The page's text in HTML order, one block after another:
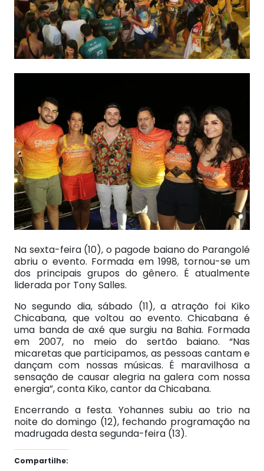
Na sexta-feira (10), o pagode baiano do Parangolé
abriu o evento. Formada em 1998, tornou-se um
dos principais grupos do gênero. É atualmente
liderada por Tony Salles.
No segundo dia, sábado (11), a atração foi Kiko
Chicabana, que voltou ao evento. Chicabana é
uma banda de axé que surgiu na Bahia. Formada
em 2007, no meio do sertão baiano. “Nas
micaretas que participamos, as pessoas cantam e
dançam com nossas músicas. É maravilhosa a
sensação de causar alegria na galera com nossa
energia”, conta Kiko, cantor da Chicabana.
Encerrando a festa. Yohannes subiu ao trio na
noite do domingo (12), fechando programação na
madrugada desta segunda-feira (13).
Compartilhe: